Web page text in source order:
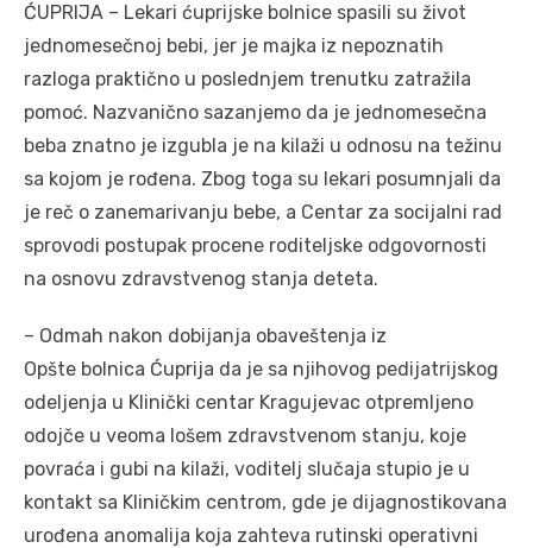
ĆUPRIJA – Lekari ćuprijske bolnice spasili su život
jednomesečnoj bebi, jer je majka iz nepoznatih
razloga praktično u poslednjem trenutku zatražila
pomoć. Nazvanično sazanjemo da je jednomesečna
beba znatno je izgubla je na kilaži u odnosu na težinu
sa kojom je rođena. Zbog toga su lekari posumnjali da
je reč o zanemarivanju bebe, a Centar za socijalni rad
sprovodi postupak procene roditeljske odgovornosti
na osnovu zdravstvenog stanja deteta.
– Odmah nakon dobijanja obaveštenja iz
Opšte bolnica Ćuprija da je sa njihovog pedijatrijskog
odeljenja u Klinički centar Kragujevac otpremljeno
odojče u veoma lošem zdravstvenom stanju, koje
povraća i gubi na kilaži, voditelj slučaja stupio je u
kontakt sa Kliničkim centrom, gde je dijagnostikovana
urođena anomalija koja zahteva rutinski operativni